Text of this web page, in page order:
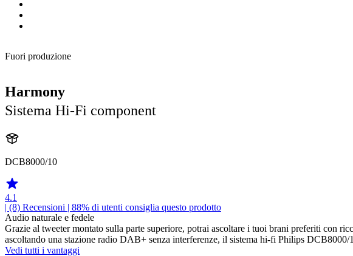
Fuori produzione
Harmony
Sistema Hi-Fi component
DCB8000/10
4.1
| (8) Recensioni | 88% di utenti consiglia questo prodotto
Audio naturale e fedele
Grazie al tweeter montato sulla parte superiore, potrai ascoltare i tuoi brani preferiti con
ascoltando una stazione radio DAB+ senza interferenze, il sistema hi-fi Philips
Vedi tutti i vantaggi